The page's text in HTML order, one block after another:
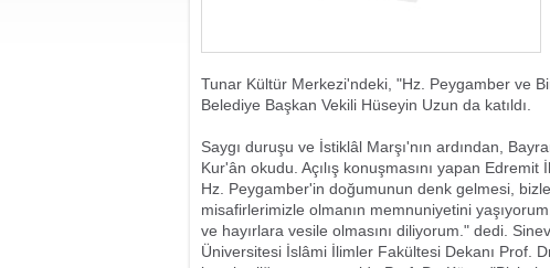
Tunar Kültür Merkezi'ndeki, "Hz. Peygamber ve
Belediye Başkan Vekili Hüseyin Uzun da katıldı.
Saygı duruşu ve İstiklâl Marşı'nın ardından,
Kur'ân okudu. Açılış konuşmasını yapan
Hz. Peygamber'in doğumunun denk gelmesi,
misafirlerimizle olmanın memnuniyetini
ve hayırlara vesile olmasını diliyorum." dedi.
Üniversitesi İslâmi İlimler Fakültesi Dekanı Prof.